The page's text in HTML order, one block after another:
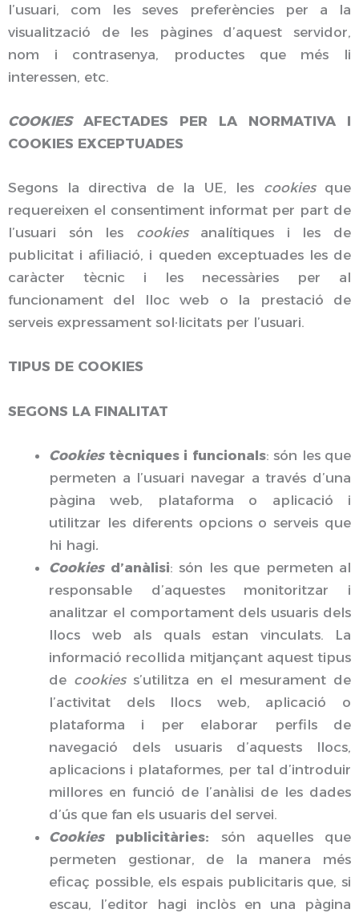
l’usuari, com les seves preferències per a la
visualització de les pàgines d’aquest servidor,
nom i contrasenya, productes que més li
interessen, etc.
COOKIES AFECTADES PER LA NORMATIVA I
COOKIES EXCEPTUADES
Segons la directiva de la UE, les cookies que
requereixen el consentiment informat per part de
l’usuari són les cookies analítiques i les de
publicitat i afiliació, i queden exceptuades les de
caràcter tècnic i les necessàries per al
funcionament del lloc web o la prestació de
serveis expressament sol·licitats per l’usuari.
TIPUS DE COOKIES
SEGONS LA FINALITAT
Cookies tècniques i funcionals: són les que
permeten a l’usuari navegar a través d’una
pàgina web, plataforma o aplicació i
utilitzar les diferents opcions o serveis que
hi hagi.
Cookies d’anàlisi: són les que permeten al
responsable d’aquestes monitoritzar i
analitzar el comportament dels usuaris dels
llocs web als quals estan vinculats. La
informació recollida mitjançant aquest tipus
de cookiess’utilitza en el mesurament de
l’activitat dels llocs web, aplicació o
plataforma i per elaborar perfils de
navegació dels usuaris d’aquests llocs,
aplicacions i plataformes, per tal d’introduir
millores en funció de l’anàlisi de les dades
d’ús que fan els usuaris del servei.
Cookies
publicitàries: són aquelles que
permeten gestionar, de la manera més
eficaç possible, els espais publicitaris que, si
escau, l’editor hagi inclòs en una pàgina